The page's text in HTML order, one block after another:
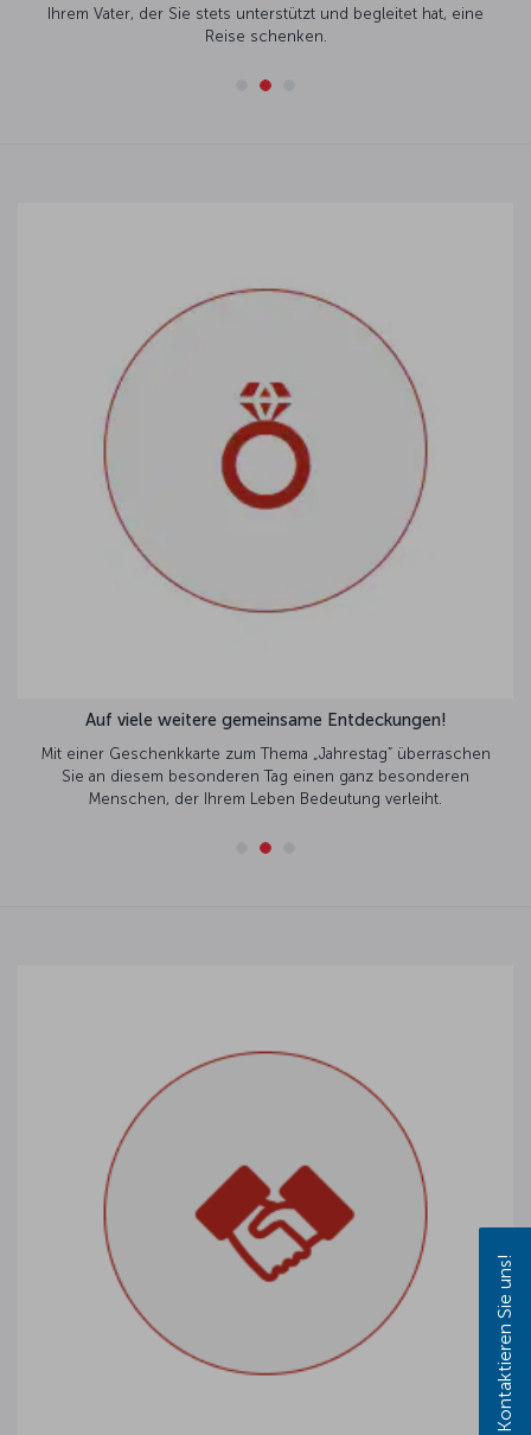
Ihrem Vater, der Sie stets unterstützt und begleitet hat, eine
Reise schenken.
Auf viele weitere gemeinsame Entdeckungen!
Mit einer Geschenkkarte zum Thema „Jahrestag” überraschen
Sie an diesem besonderen Tag einen ganz besonderen
Menschen, der Ihrem Leben Bedeutung verleiht.
Kontaktieren Sie uns!